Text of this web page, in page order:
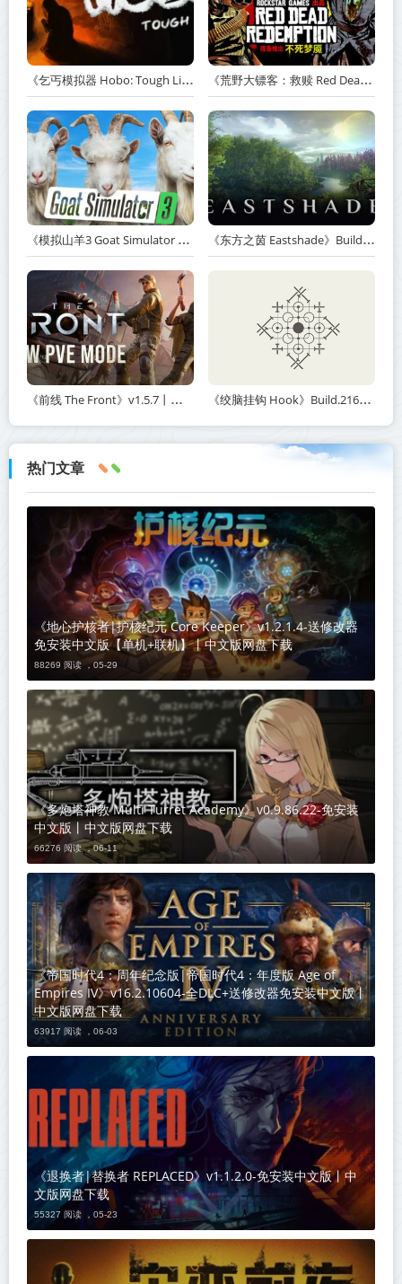
《乞丐模拟器 Hobo: Tough Life》v1.20.010-赠原声带+解锁全人物满级通关存档+多项修改器【单机+联机】丨中文版网盘下载 《荒野大镖客：救赎 Red Dead Redemption》v1.0.42.46611-送修改器丨中文版网盘下载
《模拟山羊3 Goat Simulator 3》v1.2.0.2-全DLC+含重制版【单机+联机】【PC/手机双端】丨中文版网盘下载 《东方之茵 Eastshade》Build.20251455-免安装中文版丨中文版网盘下载
《前线 The Front》v1.5.7丨中文版网盘下载 《绞脑挂钩 Hook》Build.21678887-免安装中文版丨中文版网盘下载
热门文章
《地心护核者|护核纪元 Core Keeper》v1.2.1.4-送修改器
免安装中文版【单机+联机】丨中文版网盘下载
88269 阅读 ，05-29
《多炮塔神教 Multi Turret Academy》v0.9.86.22-免安装
中文版丨中文版网盘下载
66276 阅读 ，06-11
《帝国时代4：周年纪念版|帝国时代4：年度版 Age of
Empires IV》v16.2.10604-全DLC+送修改器免安装中文版丨
中文版网盘下载
63917 阅读 ， 06-03
《退换者|替换者 REPLACED》v1.1.2.0-免安装中文版丨中
文版网盘下载
55327 阅读 ， 05-23